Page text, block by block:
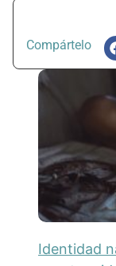
Compártelo
Identidad